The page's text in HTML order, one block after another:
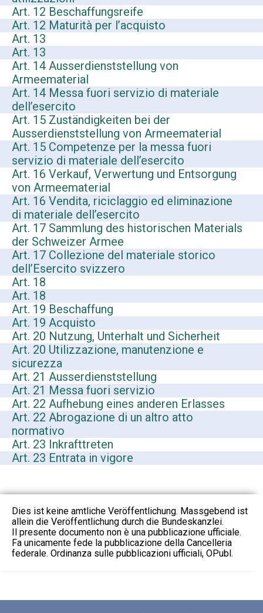
Art. 12 Beschaffungsreife
Art. 12 Maturità per l’acquisto
Art. 13
Art. 13
Art. 14 Ausserdienststellung von
Armeematerial
Art. 14 Messa fuori servizio di materiale
dell’esercito
Art. 15 Zuständigkeiten bei der
Ausserdienststellung von Armeematerial
Art. 15 Competenze per la messa fuori
servizio di materiale dell’esercito
Art. 16 Verkauf, Verwertung und Entsorgung
von Armeematerial
Art. 16 Vendita, riciclaggio ed eliminazione
di materiale dell’esercito
Art. 17 Sammlung des historischen Materials
der Schweizer Armee
Art. 17 Collezione del materiale storico
dell’Esercito svizzero
Art. 18
Art. 18
Art. 19 Beschaffung
Art. 19 Acquisto
Art. 20 Nutzung, Unterhalt und Sicherheit
Art. 20 Utilizzazione, manutenzione e
sicurezza
Art. 21 Ausserdienststellung
Art. 21 Messa fuori servizio
Art. 22 Aufhebung eines anderen Erlasses
Art. 22 Abrogazione di un altro atto
normativo
Art. 23 Inkrafttreten
Art. 23 Entrata in vigore
Dies ist keine amtliche Veröffentlichung. Massgebend ist
allein die Veröffentlichung durch die Bundeskanzlei.
Il presente documento non è una pubblicazione ufficiale.
Fa unicamente fede la pubblicazione della Cancelleria
federale. Ordinanza sulle pubblicazioni ufficiali, OPubl.